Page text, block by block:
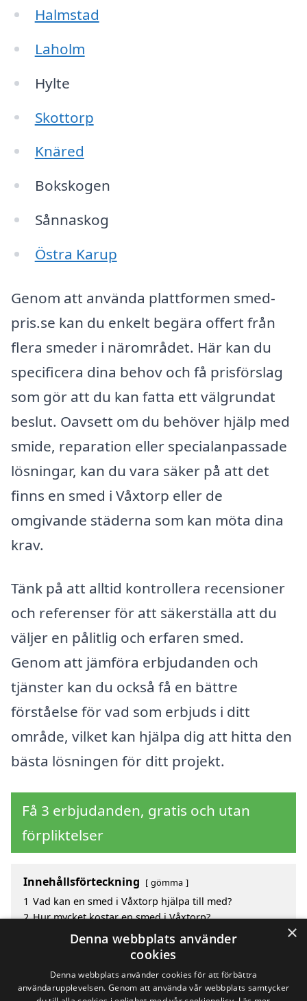
Halmstad
Laholm
Hylte
Skottorp
Knäred
Bokskogen
Sånnaskog
Östra Karup
Genom att använda plattformen smed-
pris.se kan du enkelt begära offert från
flera smeder i närområdet. Här kan du
specificera dina behov och få prisförslag
som gör att du kan fatta ett välgrundat
beslut. Oavsett om du behöver hjälp med
smide, reparation eller specialanpassade
lösningar, kan du vara säker på att det
finns en smed i Våxtorp eller de
omgivande städerna som kan möta dina
krav.
Tänk på att alltid kontrollera recensioner
och referenser för att säkerställa att du
väljer en pålitlig och erfaren smed.
Genom att jämföra erbjudanden och
tjänster kan du också få en bättre
förståelse för vad som erbjuds i ditt
område, vilket kan hjälpa dig att hitta den
bästa lösningen för ditt projekt.
Få 3 erbjudanden, gratis och utan
förpliktelser
Innehållsförteckning gömma
1 Vad kan en smed i Våxtorp hjälpa till med?
2 Hur mycket kostar en smed i Våxtorp?
Fördelar med att välja smed i Våxtorp
Sök efter en skicklig smed i de omgivande städerna
×
Denna webbplats använder
cookies
Denna webbplats använder cookies för att förbättra
användarupplevelsen. Genom att använda vår webbplats samtycker